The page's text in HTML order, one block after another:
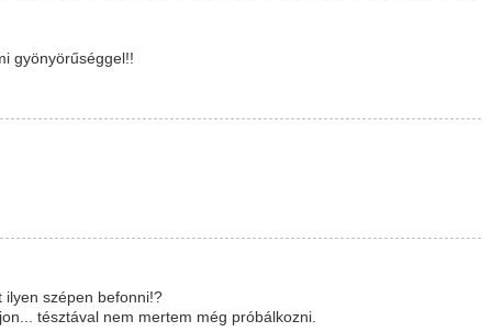
gyönyörűséggel!!
ilyen szépen befonni!?
tésztával nem mertem még próbálkozni.